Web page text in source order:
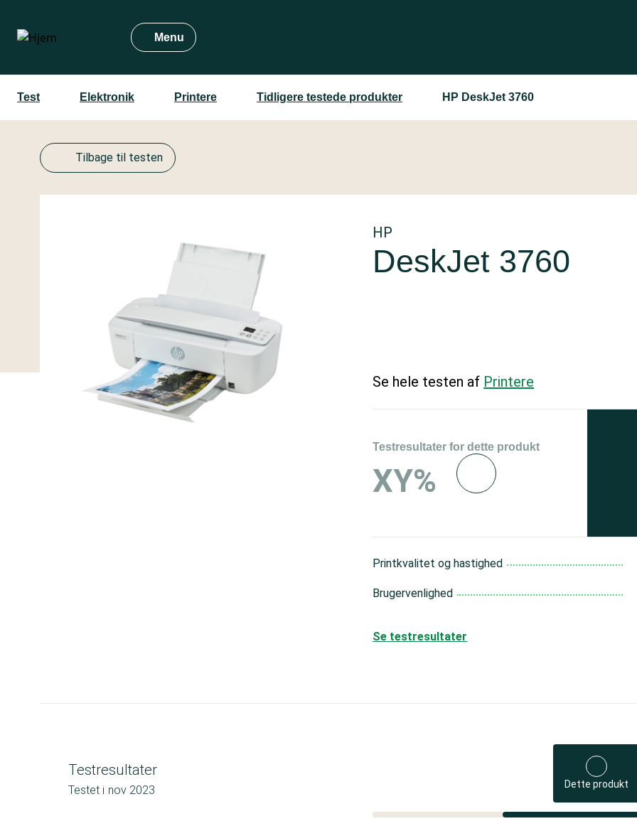
hovedindhold
Menu
Test Elektronik Printere Tidligere testede produkter HP DeskJet 3760
Tilbage til testen
HP
DeskJet 3760
Se hele testen af Printere
Testresultater for dette produkt
XY%
Printkvalitet og hastighed
Brugervenlighed
Se testresultater
Testresultater
Testet i nov 2023 Dette produkt